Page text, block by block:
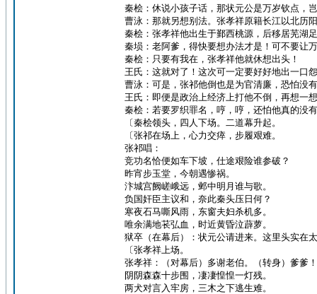
秦桧：休说小孩子话，那状元公是万岁钦点，
曹泳：那就另想别法。张孝祥原籍长江以北历
秦桧：张孝祥他出生于鄞西桃源，后移居芜湖
秦埙：老阿爹，得快要想办法才是！可不要让
秦桧：只要有我在，张孝祥他就休想出头！
王氏：这就对了！这次可一定要好好地出一口
曹泳：可是，张祁他倒也是为官清廉，恐怕没
王氏：即便是政治上经济上打他不倒，再想一
秦桧：若要罗织罪名，哼，哼，还怕他真的没
〔秦桧领头，四人下场。二道幕升起。
〔张祁在场上，心力交瘁，步履艰难。
张祁唱：
竞功名恰便如车下坡，仕途艰险谁参破？
昨宵步玉堂，今朝遇惨祸。
汴城宫阙嵯峨远，邺中明月谁与歌。
负国奸臣主议和，奈此秦头压日何？
寒夜石马嘶风雨，东窗夫妇杀机多。
唯余满地苌弘血，时近黄昏泣薜萝。
狱卒（在幕后）：状元公请进来。这里头实在
〔张孝祥上场。
张孝祥：（对幕后）多谢老伯。（转身）爹爹
阴阴森森十步围，凄凄惶惶一灯残。
两犬对言入牢房，三木之下逃生难。